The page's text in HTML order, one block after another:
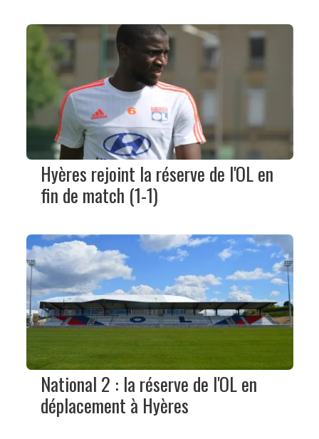
Hyères rejoint la réserve de l'OL en
fin de match (1-1)
National 2 : la réserve de l'OL en
déplacement à Hyères